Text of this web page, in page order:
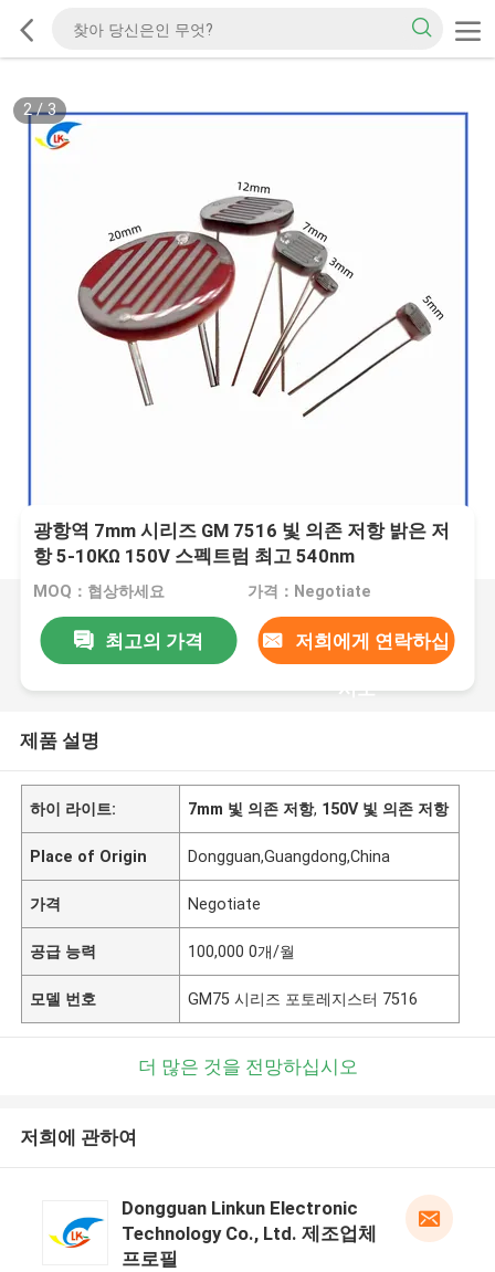
2/3
광항역 7mm 시리즈 GM 7516 빛 의존 저항 밝은 저
항 5-10KΩ 150V 스펙트럼 최고 540nm
MOQ：협상하세요 가격：Negotiate
최고의 가격 저희에게 연락하십
시오
제품 설명
하이 라이트: 7mm 빛 의존 저항, 150V 빛 의존 저항
Place of Origin Dongguan,Guangdong,China
가격 Negotiate
공급 능력 100,000 0개/월
모델 번호 GM75 시리즈 포토레지스터 7516
더 많은 것을 전망하십시오
저희에 관하여
Dongguan Linkun Electronic
Technology Co., Ltd. 제조업체
프로필